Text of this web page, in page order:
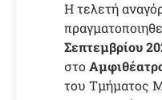
Η τελετή
Σεπτεμβρίου
στο
του Τμήματος